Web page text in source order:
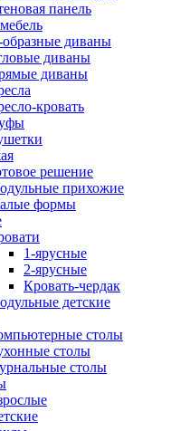
панель
диваны
диваны
диваны
кровать
решение
прихожие
формы
1-ярусные
2-ярусные
Кровать-чердак
детские
столы
столы
столы